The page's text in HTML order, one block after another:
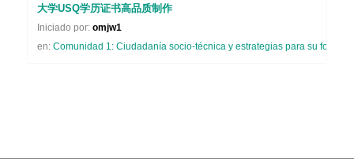
大学USQ学历证书高品质制作
Iniciado por: omjw1
en: Comunidad 1: Ciudadanía socio-técnica y estrategias para su